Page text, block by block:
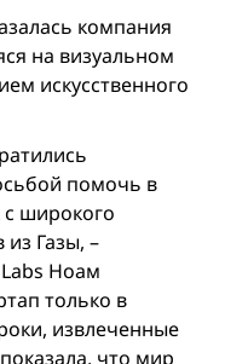
компания
на визуальном
искусственного
помочь в
широкого
из Газы, –
Labs Ноам
только в
извлеченные
что мир